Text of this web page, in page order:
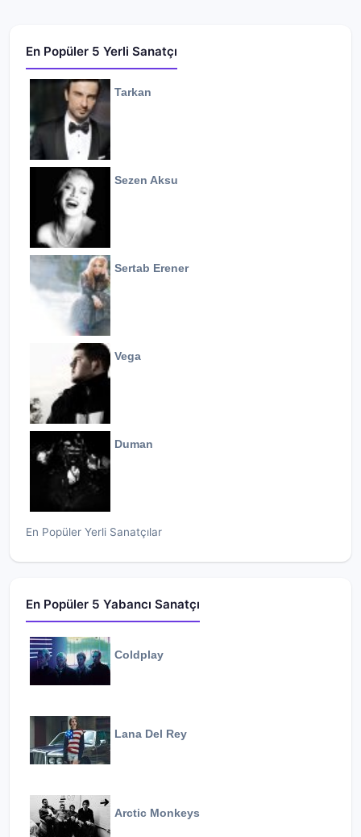
En Popüler 5 Yerli Sanatçı
Tarkan
Sezen Aksu
Sertab Erener
Vega
Duman
En Popüler Yerli Sanatçılar
En Popüler 5 Yabancı Sanatçı
Coldplay
Lana Del Rey
Arctic Monkeys